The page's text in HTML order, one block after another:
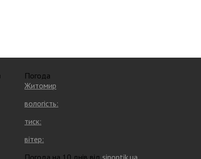
Погода
Житомир
вологість:
тиск:
вітер:
Погода на 10 днів від sinoptik.ua